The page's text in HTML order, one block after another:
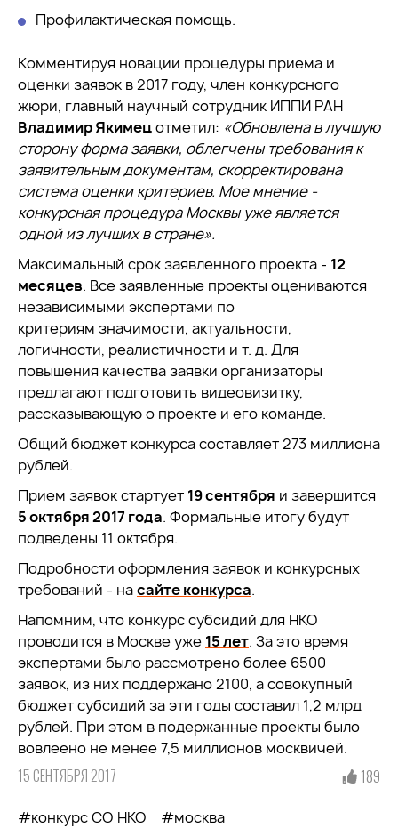
Профилактическая помощь.
Комментируя новации процедуры приема и
оценки заявок в 2017 году, член конкурсного
жюри, главный научный сотрудник ИППИ РАН
Владимир Якимецотметил: «Обновлена в лучшую
сторону форма заявки, облегчены требования к
заявительным документам, скорректирована
система оценки критериев. Мое мнение -
конкурсная процедура Москвы уже является
одной из лучших в стране».
Максимальный срок заявленного проекта - 12
месяцев. Все заявленные проекты оцениваются
независимыми экспертами по
критериям значимости, актуальности,
логичности, реалистичности и т. д. Для
повышения качества заявки организаторы
предлагают подготовить видеовизитку,
рассказывающую о проекте и его команде.
Общий бюджет конкурса составляет 273 миллиона
рублей.
Прием заявок стартует 19 сентября и завершится
5 октября 2017 года. Формальные итогу будут
подведены 11 октября.
Подробности оформления заявок и конкурсных
требований - насайте конкурса.
Напомним, что конкурс субсидий для НКО
проводится в Москве уже 15 лет. За это время
экспертами было рассмотрено более 6500
заявок, из них поддержано 2100, а совокупный
бюджет субсидий за эти годы составил 1,2 млрд
рублей. При этом в подержанные проекты было
вовлеено не менее 7,5 миллионов москвичей.
15 СЕНТЯБРЯ 2017 189
#конкурс СО НКО #москва